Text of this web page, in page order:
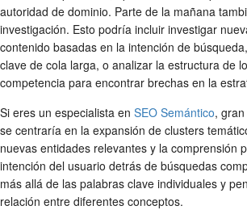
autoridad de dominio. Parte de la mañana
investigación. Esto podría incluir investigar
contenido basadas en la intención de
clave de cola larga, o analizar la estructura de
competencia para encontrar brechas en la
Si eres un especialista en SEO Semántico,
se centraría en la expansión de clusters
nuevas entidades relevantes y la comprensión
intención del usuario detrás de búsquedas
más allá de las palabras clave individuales y
relación entre diferentes conceptos.